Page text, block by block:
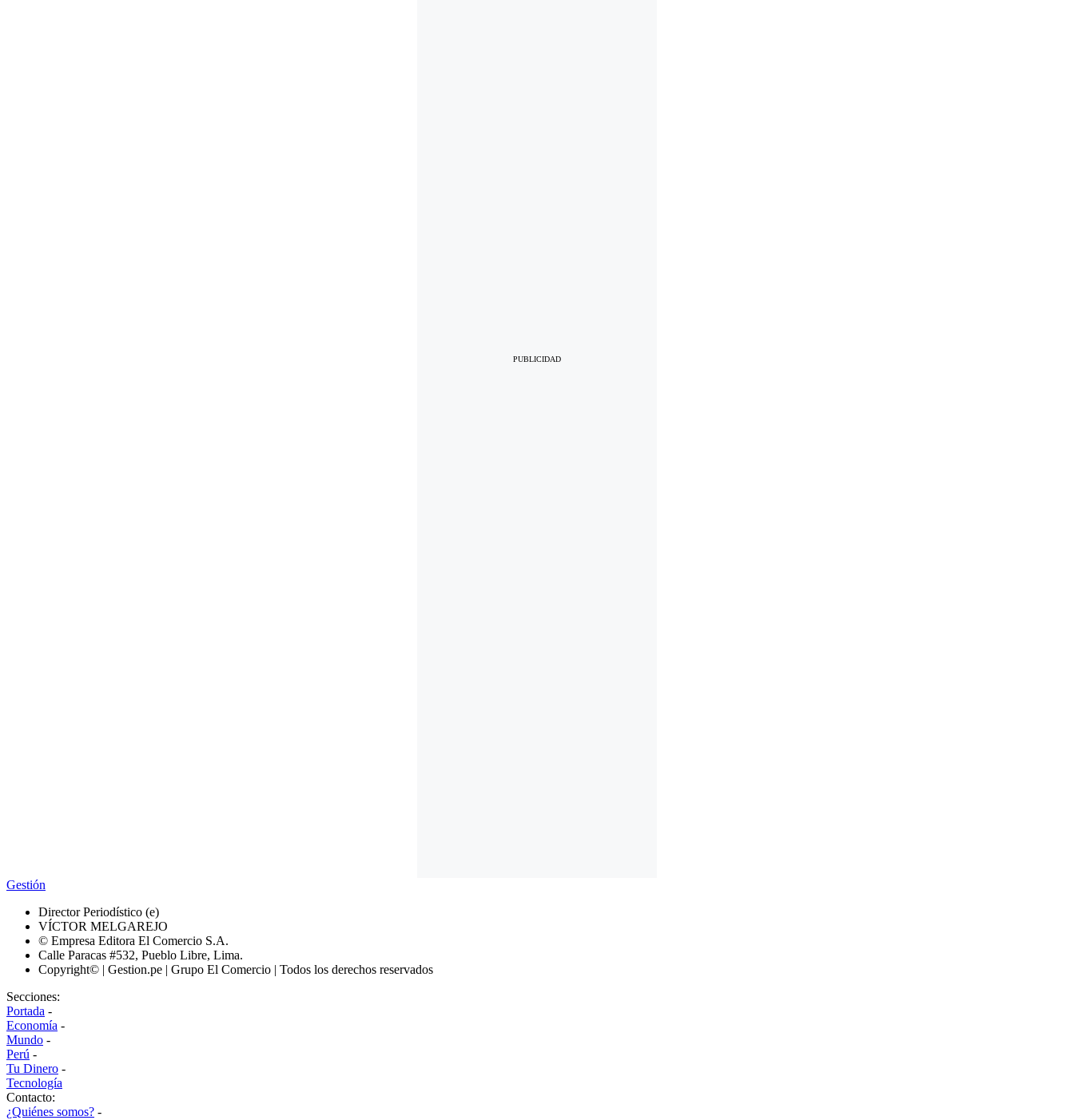
Gestión
Director Periodístico (e)
VÍCTOR MELGAREJO
© Empresa Editora El Comercio S.A.
Calle Paracas #532, Pueblo Libre, Lima.
Copyright© | Gestion.pe | Grupo El Comercio | Todos los derechos reservados
Secciones:
Portada -
Economía -
Mundo -
Perú -
Tu Dinero -
Tecnología
Contacto:
¿Quiénes somos? -